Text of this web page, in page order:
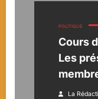
POLITIQUE
Cours
Les
étaient
La